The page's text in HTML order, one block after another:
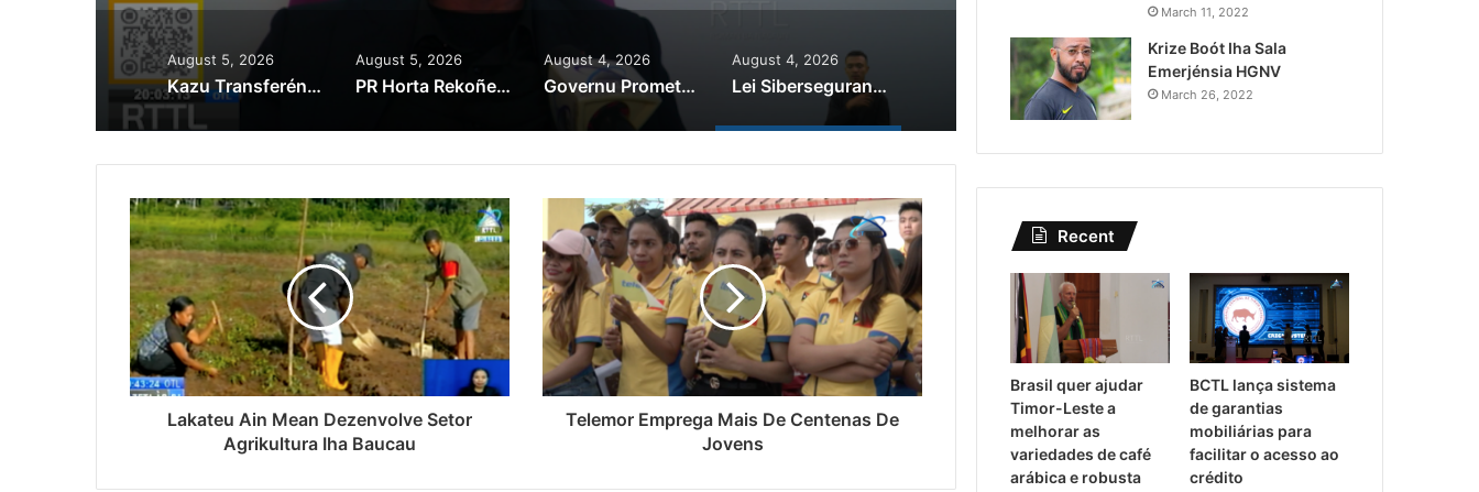
August 5, 2026
Kazu Transferénsia Osan Millaun 42 Husi Singapura, Advogadu Sei Halo Rekursu
August 5, 2026
PR Horta Rekoñese Timoroan Sira Iha Diáspora Nia Kontribuisaun
August 4, 2026
Governu Promete Tau Prioridade ba Setór Minerais no Setór Produtivu
August 4, 2026
Lei Siberseguransa Ajuda Autoridade Polisiál Kaptura Autór Kriminozu ho Paradeiru Iha Estranjeiru
Lakateu Ain Mean Dezenvolve Setor
Agrikultura Iha Baucau
Telemor Emprega Mais De Centenas De
Jovens
March 11, 2022
Krize Boót Iha Sala
Emerjénsia HGNV
March 26, 2022
Recent
Brasil quer ajudar
Timor-Leste a
melhorar as
variedades de café
arábica e robusta
BCTL lança sistema
de garantias
mobiliárias para
facilitar o acesso ao
crédito